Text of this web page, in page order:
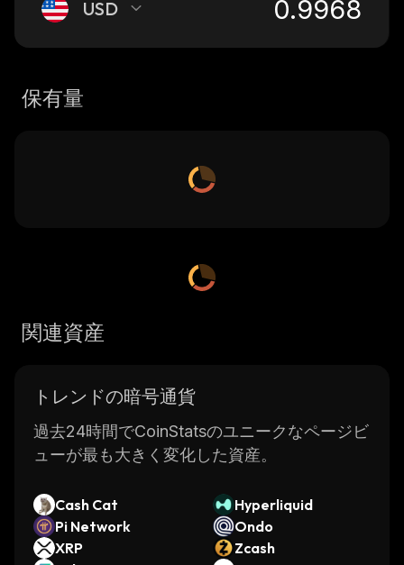
USD
保有量
関連資産
トレンドの暗号通貨
過去24時間でCoinStatsのユニークなページビ
ューが最も大きく変化した資産。
Cash Cat
Hyperliquid
Pi Network
Ondo
XRP
Zcash